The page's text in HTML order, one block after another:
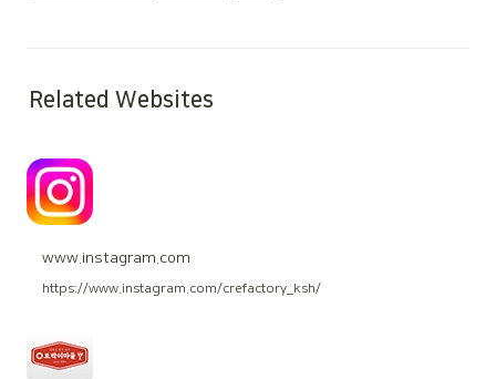
Related Websites
www.instagram.com
https://www.instagram.com/crefactory_ksh/